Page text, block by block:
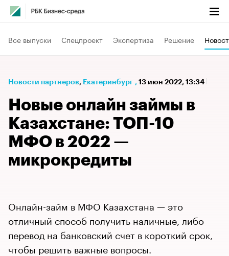
Все выпуски Спецпроект Экспертиза Решение
Новости партнеров⁠, Екатеринбург , 13 июн 2022, 13:34
Новые онлайн займы в
Казахстане: ТОП-10
МФО в 2022 —
микрокредиты
Онлайн-займ в МФО Казахстана — это
отличный способ получить наличные, либо
перевод на банковский счет в короткий срок,
чтобы решить важные вопросы.